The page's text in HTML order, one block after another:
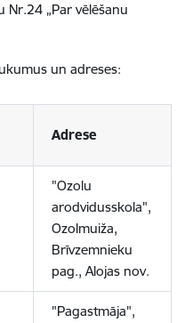
„Par vēlēšanu
un adreses:
Adrese
"Ozolu
arodvidusskola",
Ozolmuiža,
Brīvzemnieku
pag., Alojas nov.
"Pagastmāja",